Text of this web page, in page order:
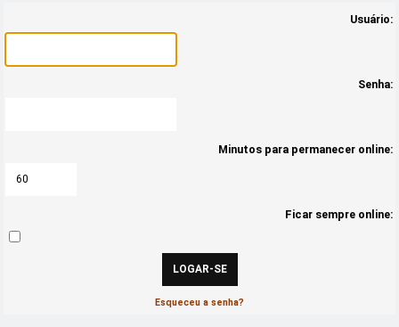
Usuário:
Senha:
Minutos para permanecer online:
Ficar sempre online:
Esqueceu a senha?